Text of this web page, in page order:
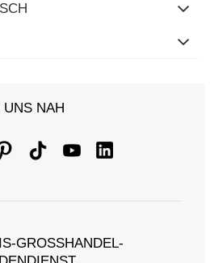
1 cm)
100
UNS NAH
GROSSHANDEL-K